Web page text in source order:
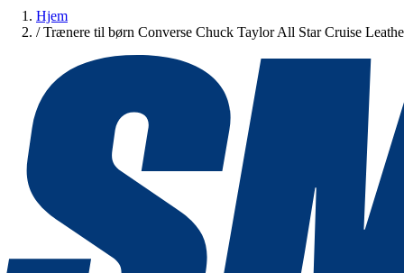
Hjem
/ Trænere til børn Converse Chuck Taylor All Star Cruise